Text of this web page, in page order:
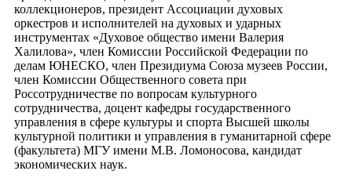
коллекционеров, президент Ассоциации духовых
оркестров и исполнителей на духовых и ударных
инструментах «Духовое общество имени Валерия
Халилова», член Комиссии Российской Федерации по
делам ЮНЕСКО, член Президиума Союза музеев России,
член Комиссии Общественного совета при
Россотрудничестве по вопросам культурного
сотрудничества, доцент кафедры государственного
управления в сфере культуры и спорта Высшей школы
культурной политики и управления в гуманитарной сфере
(факультета) МГУ имени М.В. Ломоносова, кандидат
экономических наук.